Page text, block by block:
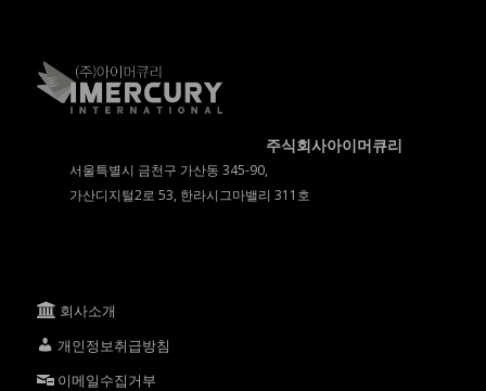
주식회사아이머큐리
서울특별시 금천구 가산동 345-90,
가산디지털2로 53, 한라시그마밸리 311호
회사소개
개인정보취급방침
이메일수집거부